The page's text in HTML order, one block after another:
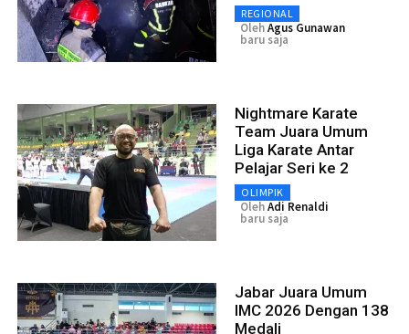
REGIONAL
OlehAgus Gunawan
baru saja
Nightmare Karate
Team Juara Umum
Liga Karate Antar
Pelajar Seri ke 2
OLIMPIK
OlehAdi Renaldi
baru saja
Jabar Juara Umum
IMC 2026 Dengan 138
Medali